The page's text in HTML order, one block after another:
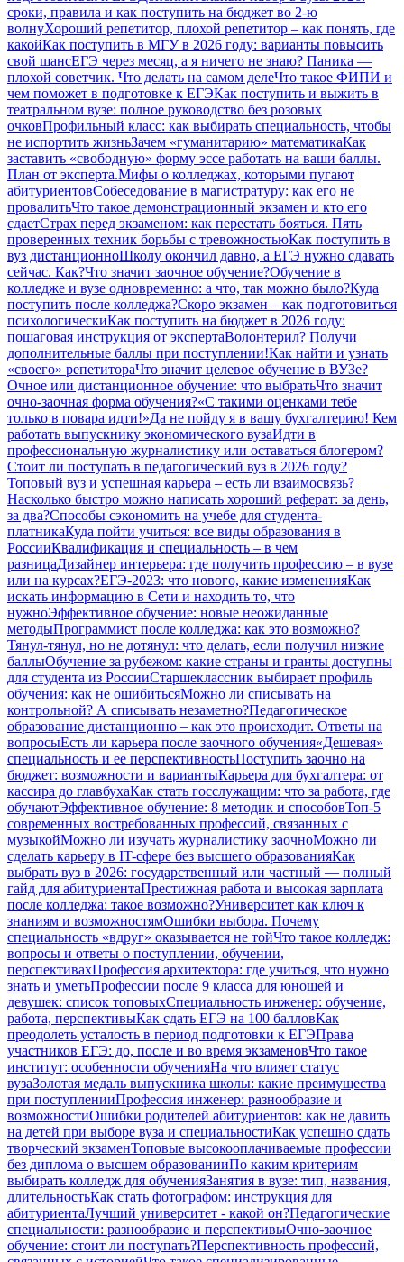
сроки, правила и как поступить на бюджет во 2‑ю
волнуХороший репетитор, плохой репетитор – как понять, где
какойКак поступить в МГУ в 2026 году: варианты повысить
свой шансЕГЭ через месяц, а я ничего не знаю? Паника —
плохой советчик. Что делать на самом делеЧто такое ФИПИ и
чем поможет в подготовке к ЕГЭКак поступить и выжить в
театральном вузе: полное руководство без розовых
очковПрофильный класс: как выбирать специальность, чтобы
не испортить жизньЗачем «гуманитарию» математикаКак
заставить «свободную» форму эссе работать на ваши баллы.
План от эксперта.Мифы о колледжах, которыми пугают
абитуриентовСобеседование в магистратуру: как его не
провалитьЧто такое демонстрационный экзамен и кто его
сдаетСтрах перед экзаменом: как перестать бояться. Пять
проверенных техник борьбы с тревожностьюКак поступить в
вуз дистанционноШколу окончил давно, а ЕГЭ нужно сдавать
сейчас. Как?Что значит заочное обучение?Обучение в
колледже и вузе одновременно: а что, так можно было?Куда
поступить после колледжа?Скоро экзамен – как подготовиться
психологическиКак поступить на бюджет в 2026 году:
пошаговая инструкция от экспертаВолонтерил? Получи
дополнительные баллы при поступлении!Как найти и узнать
«своего» репетитораЧто значит целевое обучение в ВУЗе?
Очное или дистанционное обучение: что выбратьЧто значит
очно-заочная форма обучения?«С такими оценками тебе
только в повара идти!»Да не пойду я в вашу бухгалтерию! Кем
работать выпускнику экономического вузаИдти в
профессиональную журналистику или оставаться блогером?
Стоит ли поступать в педагогический вуз в 2026 году?
Топовый вуз и успешная карьера – есть ли взаимосвязь?
Насколько быстро можно написать хороший реферат: за день,
за два?Способы сэкономить на учебе для студента-
платникаКуда пойти учиться: все виды образования в
РоссииКвалификация и специальность – в чем
разницаДизайнер интерьера: где получить профессию – в вузе
или на курсах?ЕГЭ-2023: что нового, какие измененияКак
искать информацию в Сети и находить то, что
нужноЭффективное обучение: новые неожиданные
методыПрограммист после колледжа: как это возможно?
Тянул-тянул, но не дотянул: что делать, если получил низкие
баллыОбучение за рубежом: какие страны и гранты доступны
для студента из РоссииСтаршеклассник выбирает профиль
обучения: как не ошибитьсяМожно ли списывать на
контрольной? А списывать незаметно?Педагогическое
образование дистанционно – как это происходит. Ответы на
вопросыЕсть ли карьера после заочного обучения«Дешевая»
специальность и ее перспективностьПоступить заочно на
бюджет: возможности и вариантыКарьера для бухгалтера: от
кассира до главбухаКак стать госслужащим: что за работа, где
обучаютЭффективное обучение: 8 методик и способовТоп-5
современных востребованных профессий, связанных с
музыкойМожно ли изучать журналистику заочноМожно ли
сделать карьеру в IT-сфере без высшего образованияКак
выбрать вуз в 2026: государственный или частный — полный
гайд для абитуриентаПрестижная работа и высокая зарплата
после колледжа: такое возможно?Университет как ключ к
знаниям и возможностямОшибки выбора. Почему
специальность «вдруг» оказывается не тойЧто такое колледж:
вопросы и ответы о поступлении, обучении,
перспективахПрофессия архитектора: где учиться, что нужно
знать и уметьПрофессии после 9 класса для юношей и
девушек: список топовыхСпециальность инженер: обучение,
работа, перспективыКак сдать ЕГЭ на 100 балловКак
преодолеть усталость в период подготовки к ЕГЭПрава
участников ЕГЭ: до, после и во время экзаменовЧто такое
институт: особенности обученияНа что влияет статус
вузаЗолотая медаль выпускника школы: какие преимущества
при поступленииПрофессия инженер: разнообразие и
возможностиОшибки родителей абитуриентов: как не давить
на детей при выборе вуза и специальностиКак успешно сдать
творческий экзаменТоповые высокооплачиваемые профессии
без диплома о высшем образованииПо каким критериям
выбирать колледж для обученияЗанятия в вузе: тип, названия,
длительностьКак стать фотографом: инструкция для
абитуриентаЛучший университет - какой он?Педагогические
специальности: разнообразие и перспективыОчно-заочное
обучение: стоит ли поступать?Перспективность профессий,